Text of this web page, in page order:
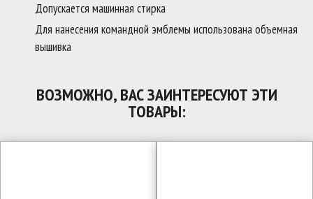
Допускается машинная стирка
Для нанесения командной эмблемы использована объемная
вышивка
ВОЗМОЖНО, ВАС ЗАИНТЕРЕСУЮТ ЭТИ
ТОВАРЫ: